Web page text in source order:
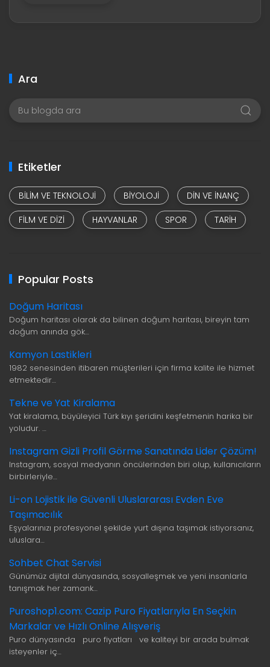
Ara
Etiketler
BILIM VE TEKNOLOJI BIYOLOJI
DIN VE INANÇ
FILM VE DIZI
HAYVANLAR SPOR TARIH
Popular Posts
Doğum Haritası
Doğum haritası olarak da bilinen doğum haritası, bireyin tam
doğum anında gök…
Kamyon Lastikleri
1982 senesinden itibaren müşterileri için firma kalite ile hizmet
etmektedir…
Tekne ve Yat Kiralama
Yat kiralama, büyüleyici Türk kıyı şeridini keşfetmenin harika bir
yoludur. …
Instagram Gizli Profil Görme Sanatında Lider Çözüm!
Instagram, sosyal medyanın öncülerinden biri olup, kullanıcıların
birbirleriyle…
Li-on Lojistik ile Güvenli Uluslararası Evden Eve
Taşımacılık
Eşyalarınızı profesyonel şekilde yurt dışına taşımak istiyorsanız,
uluslara…
Sohbet Chat Servisi
Günümüz dijital dünyasında, sosyalleşmek ve yeni insanlarla
tanışmak her zamank…
Puroshop1.com: Cazip Puro Fiyatlarıyla En Seçkin
Markalar ve Hızlı Online Alışveriş
Puro dünyasında puro fiyatları ve kaliteyi bir arada bulmak
isteyenler iç…